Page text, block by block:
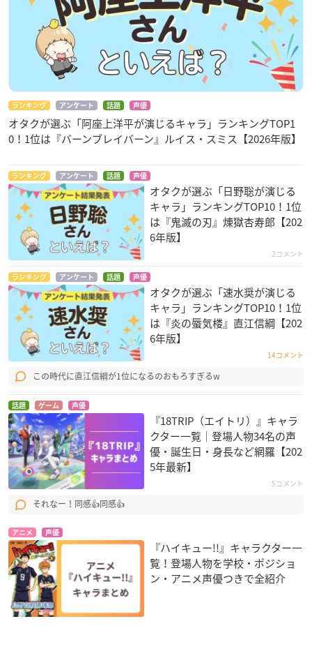
ランキング アンケート 話題 声優
オタクが選ぶ「阿座上洋平が演じるキャラ」ランキングTOP1
0！1位は『バーンブレイバーン』ルイス・スミス【2026年版】
ランキング アンケート 話題 声優
オタクが選ぶ「日野聡が演じる
キャラ」ランキングTOP10！1位
は『鬼滅の刃』煉󠄁獄杏寿郎【202
6年版】
2コメント
ランキング アンケート 話題 声優
オタクが選ぶ「速水奨が演じる
キャラ」ランキングTOP10！1位
は『炎の蜃気楼』直江信綱【202
6年版】
14コメント
この時代に直江信綱が1位になるのおもろすぎるw
話題 ゲーム 声優
『18TRIP（エイトリ）』キャラ
クター一覧｜登場人物34名の声
優・誕生日・身長など網羅【202
5年最新】
5コメント
それなー！同感👍同感👍
アニメ 声優
『ハイキュー!!』キャラクター一
覧！登場人物を学校・ポジショ
ン・アニメ声優つきで全紹介